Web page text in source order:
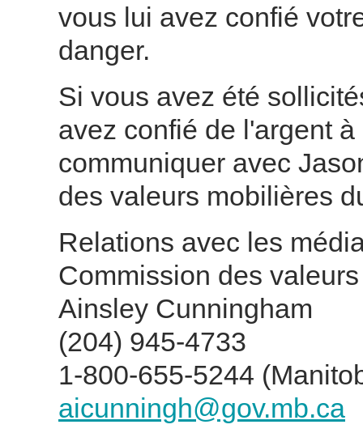
vous lui avez confié
danger.
Si vous avez été
avez confié de l'argent
communiquer avec
des valeurs mobilières
Relations avec les
Commission des
Ainsley Cunningham
(204) 945-4733
1-800-655-5244
aicunningh@gov.mb.ca